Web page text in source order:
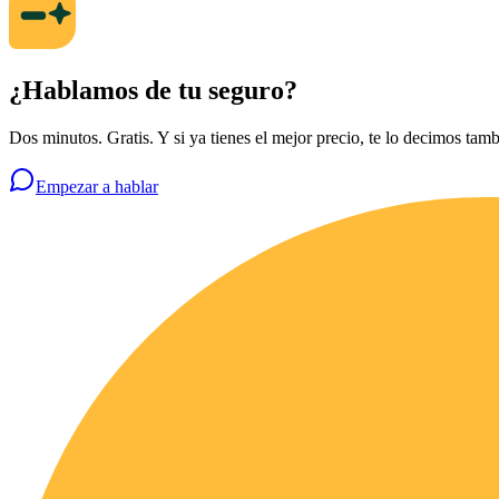
¿Hablamos de tu seguro?
Dos minutos. Gratis. Y si ya tienes el mejor precio, te lo decimos
Empezar a hablar